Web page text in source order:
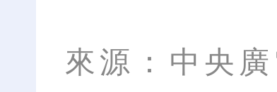
來源：中央